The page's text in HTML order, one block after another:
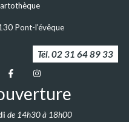
Pont-l'évêque
Tél. 02 31 64 89 33
FacebookInstagram
de 14h30 à 18h00